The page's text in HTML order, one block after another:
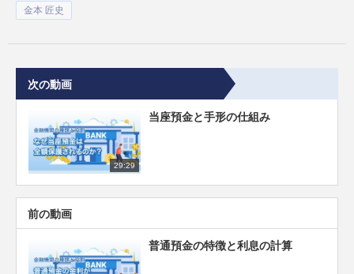
金本 匠史
次の動画
29:29
当座預金と手形の仕組み
前の動画
普通預金の特徴と利息の計算